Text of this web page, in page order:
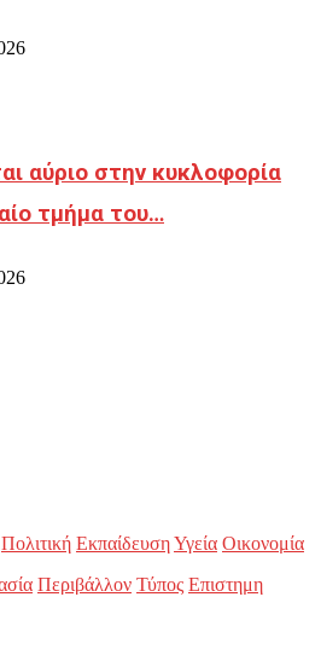
αύριο στην κυκλοφορία
τμήμα του…
Πολιτική ΕκπαίδευσηΥγεία Οικονομία
Περιβάλλον Τύπος Επιστημη